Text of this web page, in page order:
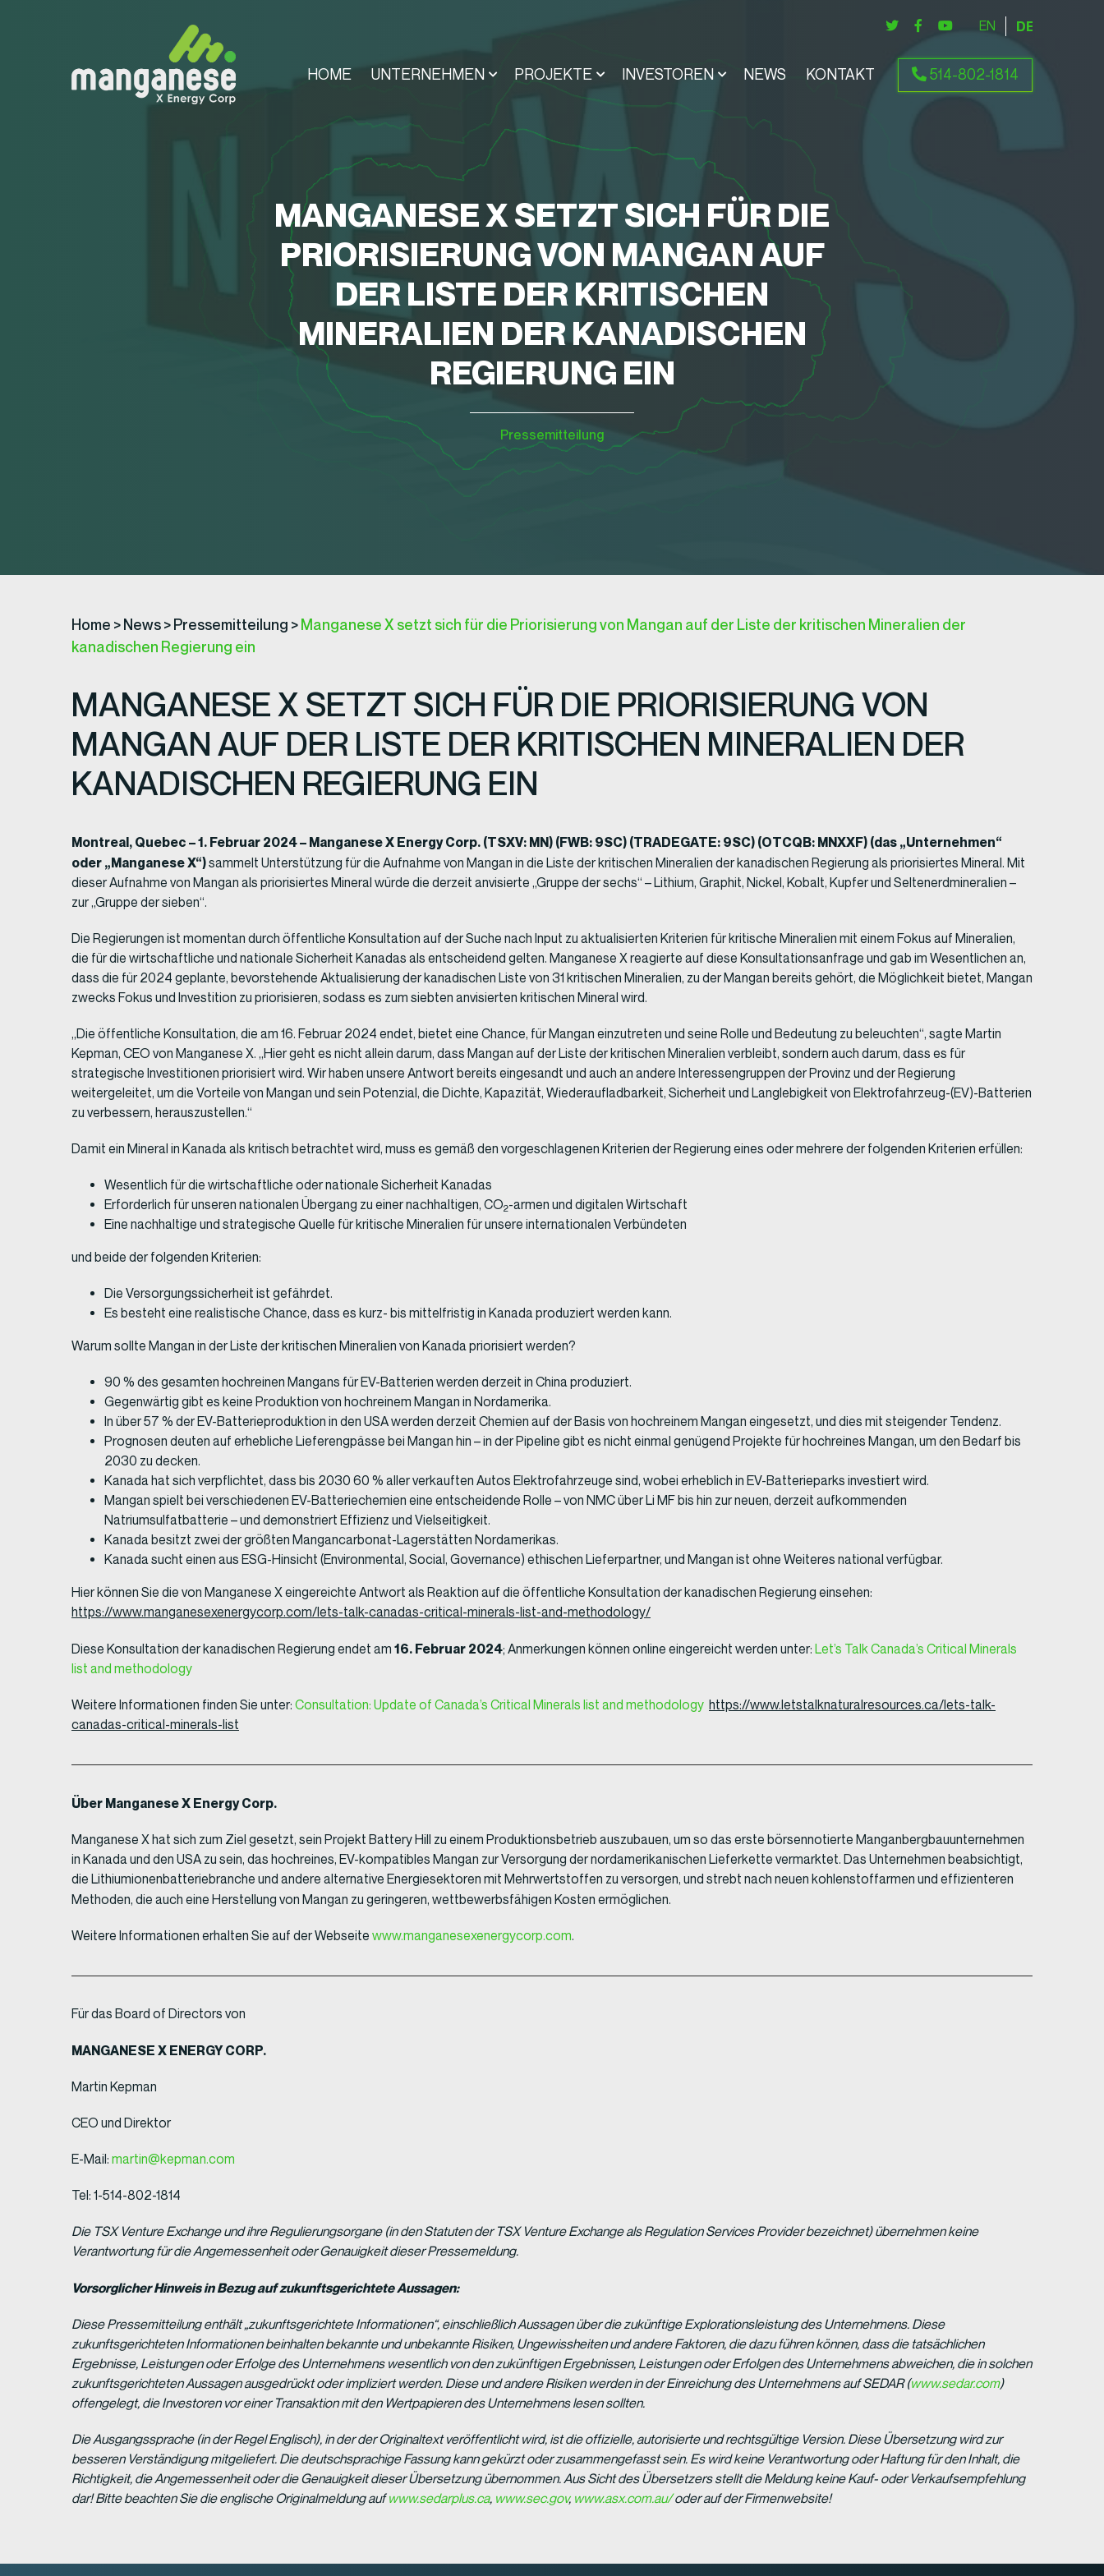
HOME UNTERNEHMEN PROJEKTE INVESTOREN NEWS KONTAKT 514-802-1814
ENGLISHDEUTSCH
MANGANESE X SETZT SICH FÜR DIE
PRIORISIERUNG VON MANGAN AUF
DER LISTE DER KRITISCHEN
MINERALIEN DER KANADISCHEN
REGIERUNG EIN
Pressemitteilung
Home > News> Pressemitteilung > Manganese X setzt sich für die Priorisierung von Mangan auf der Liste der kritischen Mineralien der
kanadischen Regierung ein
MANGANESE X SETZT SICH FÜR DIE PRIORISIERUNG VON
MANGAN AUF DER LISTE DER KRITISCHEN MINERALIEN DER
KANADISCHEN REGIERUNG EIN
Montreal, Quebec – 1. Februar 2024 – Manganese X Energy Corp. (TSXV: MN) (FWB: 9SC) (TRADEGATE: 9SC) (OTCQB: MNXXF) (das „Unternehmen“
oder „Manganese X“)sammelt Unterstützung für die Aufnahme von Mangan in die Liste der kritischen Mineralien der kanadischen Regierung als priorisiertes Mineral. Mit
dieser Aufnahme von Mangan als priorisiertes Mineral würde die derzeit anvisierte „Gruppe der sechs“ – Lithium, Graphit, Nickel, Kobalt, Kupfer und Seltenerdmineralien –
zur „Gruppe der sieben“.
Die Regierungen ist momentan durch öffentliche Konsultation auf der Suche nach Input zu aktualisierten Kriterien für kritische Mineralien mit einem Fokus auf Mineralien,
die für die wirtschaftliche und nationale Sicherheit Kanadas als entscheidend gelten. Manganese X reagierte auf diese Konsultationsanfrage und gab im Wesentlichen an,
dass die für 2024 geplante, bevorstehende Aktualisierung der kanadischen Liste von 31 kritischen Mineralien, zu der Mangan bereits gehört, die Möglichkeit bietet, Mangan
zwecks Fokus und Investition zu priorisieren, sodass es zum siebten anvisierten kritischen Mineral wird.
„Die öffentliche Konsultation, die am 16. Februar 2024 endet, bietet eine Chance, für Mangan einzutreten und seine Rolle und Bedeutung zu beleuchten“, sagte Martin
Kepman, CEO von Manganese X. „Hier geht es nicht allein darum, dass Mangan auf der Liste der kritischen Mineralien verbleibt, sondern auch darum, dass es für
strategische Investitionen priorisiert wird. Wir haben unsere Antwort bereits eingesandt und auch an andere Interessengruppen der Provinz und der Regierung
weitergeleitet, um die Vorteile von Mangan und sein Potenzial, die Dichte, Kapazität, Wiederaufladbarkeit, Sicherheit und Langlebigkeit von Elektrofahrzeug-(EV)-Batterien
zu verbessern, herauszustellen.“
Damit ein Mineral in Kanada als kritisch betrachtet wird, muss es gemäß den vorgeschlagenen Kriterien der Regierung eines oder mehrere der folgenden Kriterien erfüllen:
Wesentlich für die wirtschaftliche oder nationale Sicherheit Kanadas
Erforderlich für unseren nationalen Übergang zu einer nachhaltigen, CO2-armen und digitalen Wirtschaft
Eine nachhaltige und strategische Quelle für kritische Mineralien für unsere internationalen Verbündeten
und beide der folgenden Kriterien:
Die Versorgungssicherheit ist gefährdet.
Es besteht eine realistische Chance, dass es kurz- bis mittelfristig in Kanada produziert werden kann.
Warum sollte Mangan in der Liste der kritischen Mineralien von Kanada priorisiert werden?
90 % des gesamten hochreinen Mangans für EV-Batterien werden derzeit in China produziert.
Gegenwärtig gibt es keine Produktion von hochreinem Mangan in Nordamerika.
In über 57 % der EV-Batterieproduktion in den USA werden derzeit Chemien auf der Basis von hochreinem Mangan eingesetzt, und dies mit steigender Tendenz.
Prognosen deuten auf erhebliche Lieferengpässe bei Mangan hin – in der Pipeline gibt es nicht einmal genügend Projekte für hochreines Mangan, um den Bedarf bis
2030 zu decken.
Kanada hat sich verpflichtet, dass bis 2030 60 % aller verkauften Autos Elektrofahrzeuge sind, wobei erheblich in EV-Batterieparks investiert wird.
Mangan spielt bei verschiedenen EV-Batteriechemien eine entscheidende Rolle – von NMC über Li MF bis hin zur neuen, derzeit aufkommenden
Natriumsulfatbatterie – und demonstriert Effizienz und Vielseitigkeit.
Kanada besitzt zwei der größten Mangancarbonat-Lagerstätten Nordamerikas.
Kanada sucht einen aus ESG-Hinsicht (Environmental, Social, Governance) ethischen Lieferpartner, und Mangan ist ohne Weiteres national verfügbar.
Hier können Sie die von Manganese X eingereichte Antwort als Reaktion auf die öffentliche Konsultation der kanadischen Regierung einsehen:
https://www.manganesexenergycorp.com/lets-talk-canadas-critical-minerals-list-and-methodology/
Diese Konsultation der kanadischen Regierung endet am 16. Februar 2024; Anmerkungen können online eingereicht werden unter: Let’s Talk Canada’s Critical Minerals
list and methodology
Weitere Informationen finden Sie unter: Consultation: Update of Canada’s Critical Minerals list and methodology https://www.letstalknaturalresources.ca/lets-talk-
canadas-critical-minerals-list
Über Manganese X Energy Corp.
Manganese X hat sich zum Ziel gesetzt, sein Projekt Battery Hill zu einem Produktionsbetrieb auszubauen, um so das erste börsennotierte Manganbergbauunternehmen
in Kanada und den USA zu sein, das hochreines, EV-kompatibles Mangan zur Versorgung der nordamerikanischen Lieferkette vermarktet. Das Unternehmen beabsichtigt,
die Lithiumionenbatteriebranche und andere alternative Energiesektoren mit Mehrwertstoffen zu versorgen, und strebt nach neuen kohlenstoffarmen und effizienteren
Methoden, die auch eine Herstellung von Mangan zu geringeren, wettbewerbsfähigen Kosten ermöglichen.
Weitere Informationen erhalten Sie auf der Webseite www.manganesexenergycorp.com.
Für das Board of Directors von
MANGANESE X ENERGY CORP.
Martin Kepman
CEO und Direktor
E-Mail: martin@kepman.com
Tel: 1-514-802-1814
Die TSX Venture Exchange und ihre Regulierungsorgane (in den Statuten der TSX Venture Exchange als Regulation Services Provider bezeichnet) übernehmen keine
Verantwortung für die Angemessenheit oder Genauigkeit dieser Pressemeldung.
Vorsorglicher Hinweis in Bezug auf zukunftsgerichtete Aussagen:
Diese Pressemitteilung enthält „zukunftsgerichtete Informationen“, einschließlich Aussagen über die zukünftige Explorationsleistung des Unternehmens. Diese
zukunftsgerichteten Informationen beinhalten bekannte und unbekannte Risiken, Ungewissheiten und andere Faktoren, die dazu führen können, dass die tatsächlichen
Ergebnisse, Leistungen oder Erfolge des Unternehmens wesentlich von den zukünftigen Ergebnissen, Leistungen oder Erfolgen des Unternehmens abweichen, die in solchen
zukunftsgerichteten Aussagen ausgedrückt oder impliziert werden. Diese und andere Risiken werden in der Einreichung des Unternehmens auf SEDAR (www.sedar.com)
offengelegt, die Investoren vor einer Transaktion mit den Wertpapieren des Unternehmens lesen sollten.
Die Ausgangssprache (in der Regel Englisch), in der der Originaltext veröffentlicht wird, ist die offizielle, autorisierte und rechtsgültige Version. Diese Übersetzung wird zur
besseren Verständigung mitgeliefert. Die deutschsprachige Fassung kann gekürzt oder zusammengefasst sein. Es wird keine Verantwortung oder Haftung für den Inhalt, die
Richtigkeit, die Angemessenheit oder die Genauigkeit dieser Übersetzung übernommen. Aus Sicht des Übersetzers stellt die Meldung keine Kauf- oder Verkaufsempfehlung
dar! Bitte beachten Sie die englische Originalmeldung aufwww.sedarplus.ca, www.sec.gov, www.asx.com.au/oder auf der Firmenwebsite!